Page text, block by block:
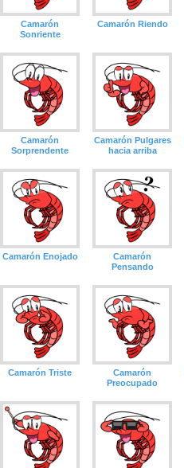
Camarón
Sonriente
Camarón Riendo
Camarón
Sorprendente
Camarón Pulgares
hacia arriba
Camarón Enojado
Camarón
Pensando
Camarón Triste
Camarón
Preocupado